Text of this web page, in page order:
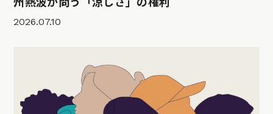
2026.07.10